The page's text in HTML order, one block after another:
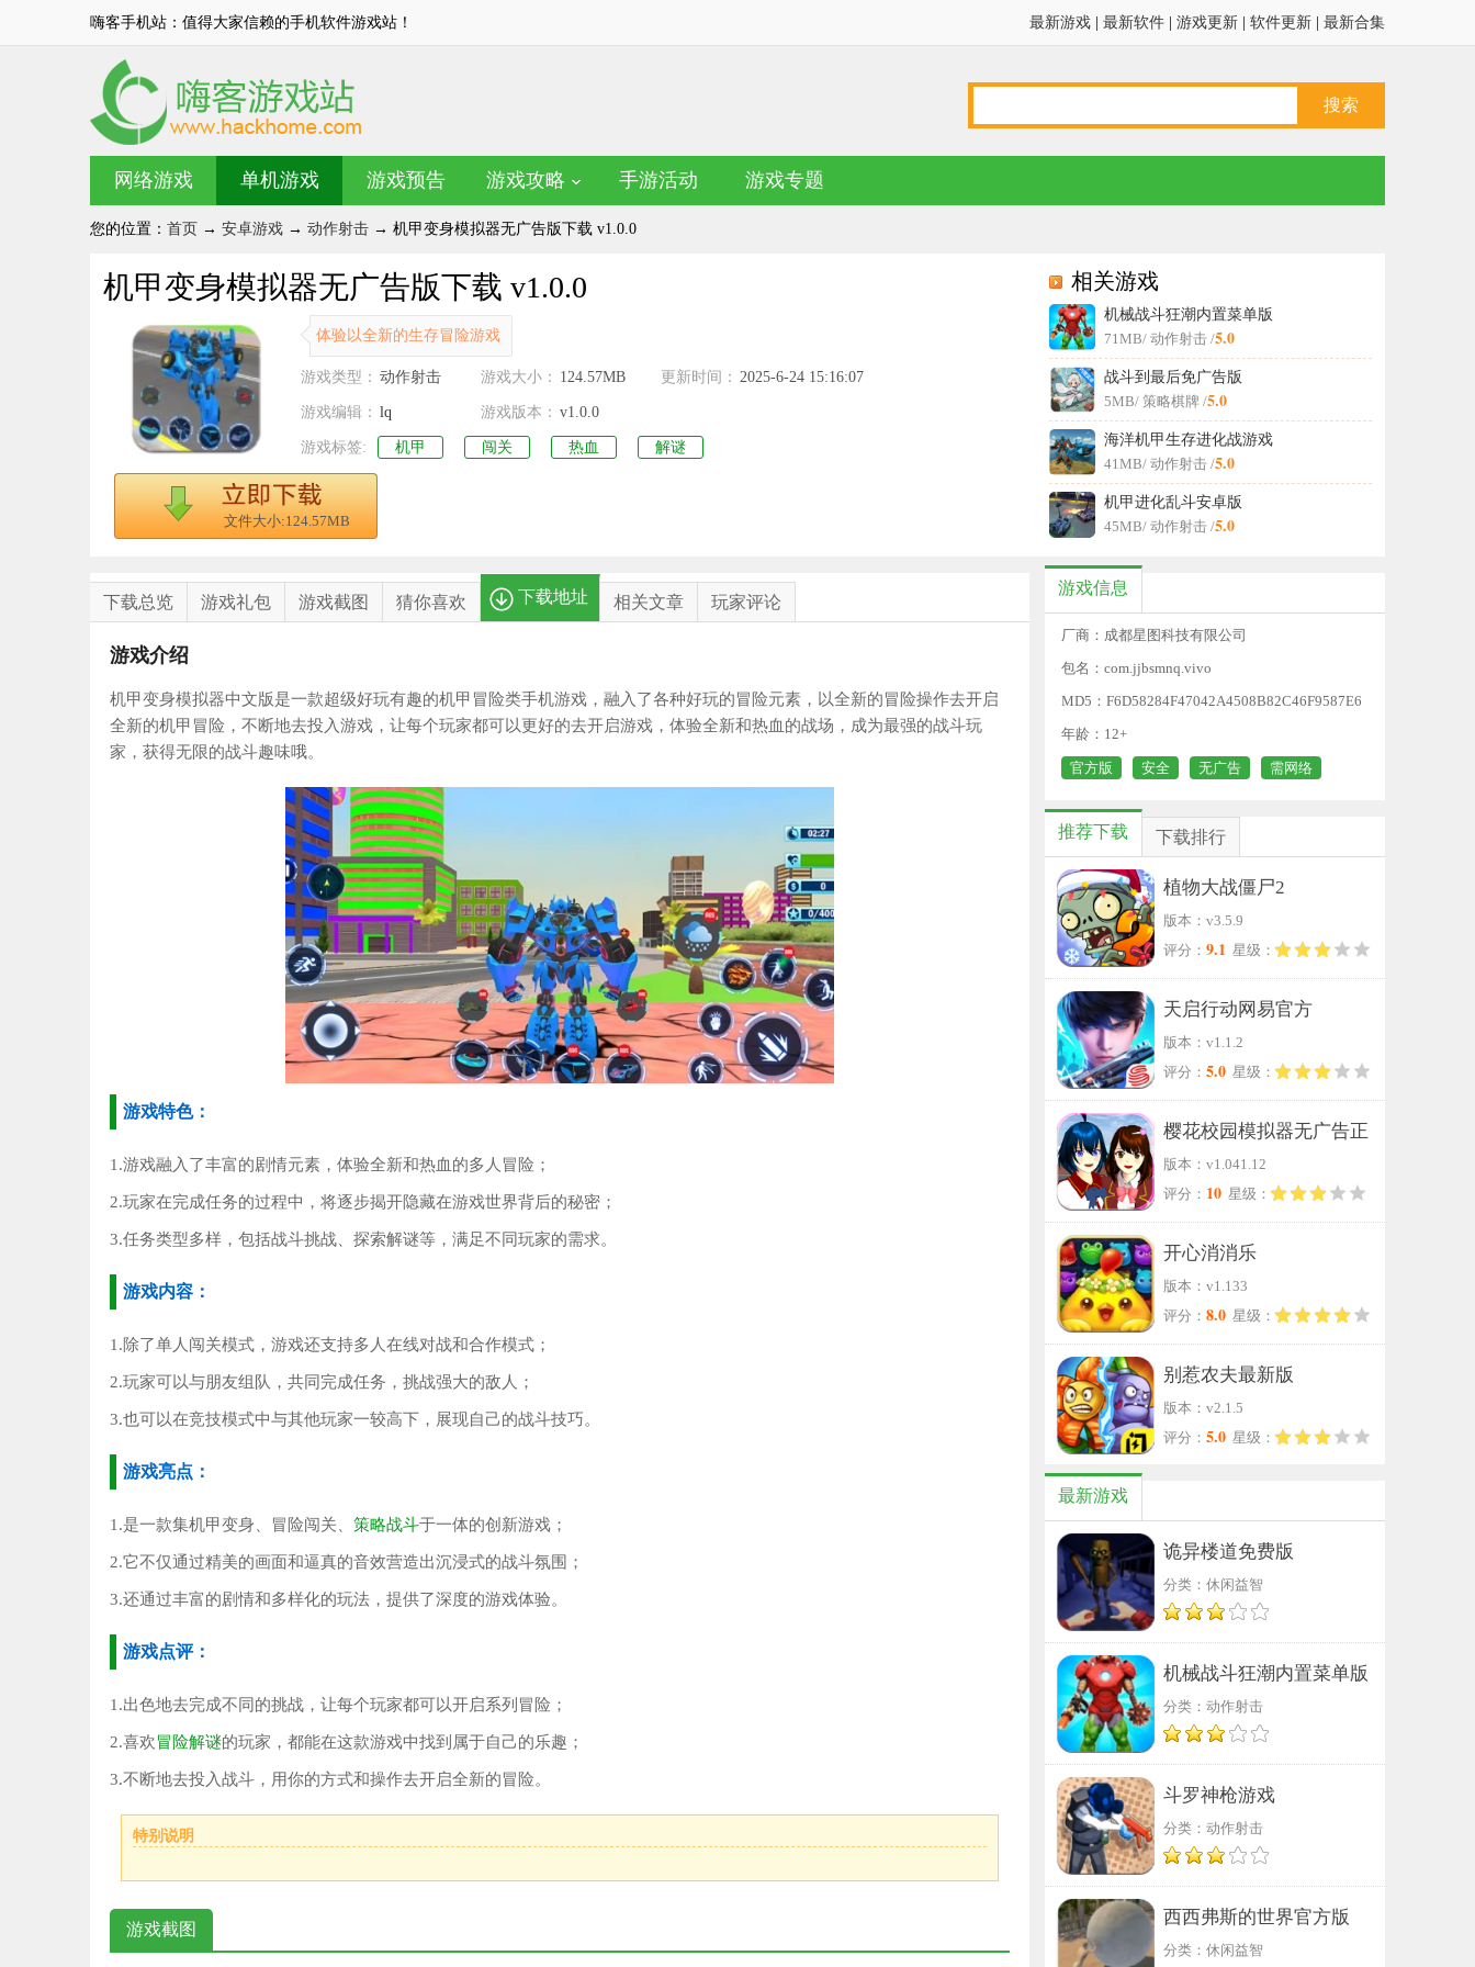
嗨客手机站：值得大家信赖的手机软件游戏站！ 最新游戏 最新软件 游戏更新 软件更新 最新合集
网络游戏 单机游戏 游戏预告 游戏攻略 手游活动 游戏专题
您的位置： 首页 → 安卓游戏 → 动作射击 → 机甲变身模拟器无广告版下载 v1.0.0
机甲变身模拟器无广告版下载 v1.0.0
体验以全新的生存冒险游戏
游戏类型： 动作射击 游戏大小： 124.57MB 更新时间： 2025-6-24 15:16:07
游戏编辑： lq 游戏版本： v1.0.0
游戏标签: 机甲 闯关 热血 解谜
文件大小:124.57MB
相关游戏
机械战斗狂潮内置菜单版
71MB/ 动作射击 /5.0
战斗到最后免广告版
5MB/ 策略棋牌 /5.0
海洋机甲生存进化战游戏
41MB/ 动作射击 /5.0
机甲进化乱斗安卓版
45MB/ 动作射击 /5.0
下载总览 游戏礼包 游戏截图 猜你喜欢 下载地址 相关文章 玩家评论
游戏介绍
机甲变身模拟器中文版是一款超级好玩有趣的机甲冒险类手机游戏，融入了各种好玩的冒险元素，以全新的冒险操作去开启
全新的机甲冒险，不断地去投入游戏，让每个玩家都可以更好的去开启游戏，体验全新和热血的战场，成为最强的战斗玩
家，获得无限的战斗趣味哦。
游戏特色：
1.游戏融入了丰富的剧情元素，体验全新和热血的多人冒险；
2.玩家在完成任务的过程中，将逐步揭开隐藏在游戏世界背后的秘密；
3.任务类型多样，包括战斗挑战、探索解谜等，满足不同玩家的需求。
游戏内容：
1.除了单人闯关模式，游戏还支持多人在线对战和合作模式；
2.玩家可以与朋友组队，共同完成任务，挑战强大的敌人；
3.也可以在竞技模式中与其他玩家一较高下，展现自己的战斗技巧。
游戏亮点：
1.是一款集机甲变身、冒险闯关、 策略战斗于一体的创新游戏；
2.它不仅通过精美的画面和逼真的音效营造出沉浸式的战斗氛围；
3.还通过丰富的剧情和多样化的玩法，提供了深度的游戏体验。
游戏点评：
1.出色地去完成不同的挑战，让每个玩家都可以开启系列冒险；
2.喜欢冒险解谜的玩家，都能在这款游戏中找到属于自己的乐趣；
3.不断地去投入战斗，用你的方式和操作去开启全新的冒险。
特别说明
游戏截图
游戏信息
厂商：成都星图科技有限公司
包名：com.jjbsmnq.vivo
MD5：F6D58284F47042A4508B82C46F9587E6
年龄：12+
官方版 安全 无广告 需网络
推荐下载 下载排行
植物大战僵尸2
版本：v3.5.9
评分： 9.1 星级：
天启行动网易官方
版本：v1.1.2
评分： 5.0 星级：
樱花校园模拟器无广告正
版
版本：v1.041.12
评分： 10 星级：
开心消消乐
版本：v1.133
评分： 8.0 星级：
别惹农夫最新版
版本：v2.1.5
评分： 5.0 星级：
最新游戏
诡异楼道免费版
分类：休闲益智
机械战斗狂潮内置菜单版
分类：动作射击
斗罗神枪游戏
分类：动作射击
西西弗斯的世界官方版
分类：休闲益智